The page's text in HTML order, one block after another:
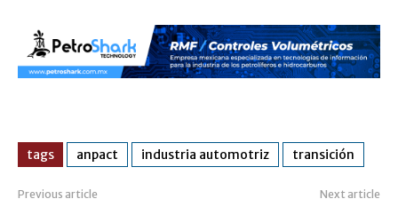
tags anpact industria automotriz transición
Previous article Next article